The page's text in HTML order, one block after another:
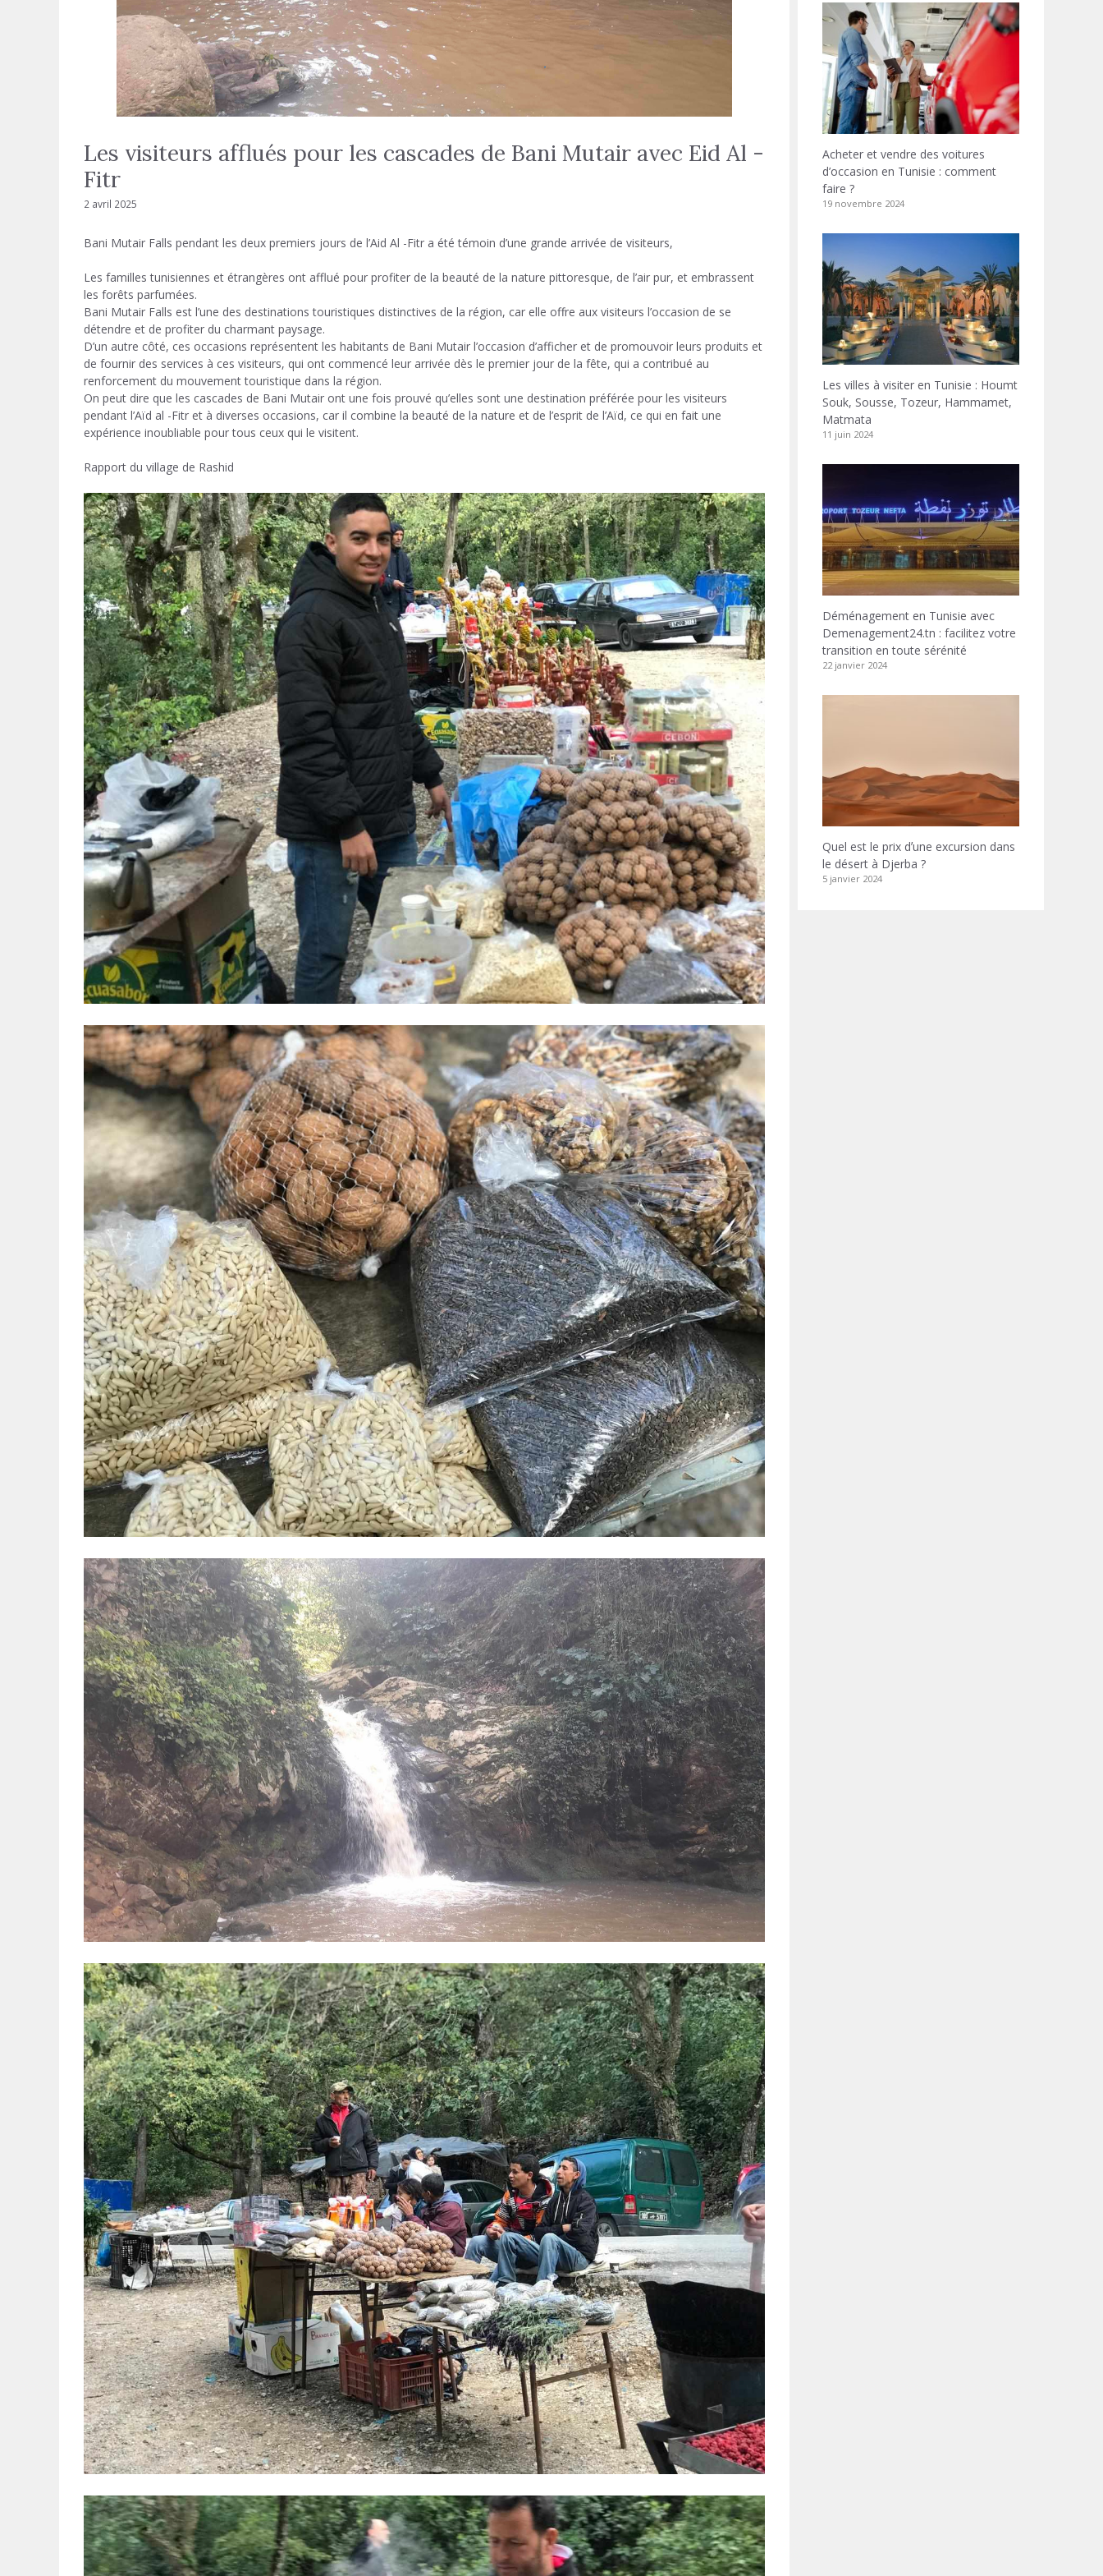
Les visiteurs afflués pour les cascades de Bani Mutair avec Eid Al -
Fitr
2 avril 2025
Bani Mutair Falls pendant les deux premiers jours de l’Aid Al -Fitr a été témoin d’une grande arrivée de visiteurs,
Les familles tunisiennes et étrangères ont afflué pour profiter de la beauté de la nature pittoresque, de l’air pur, et embrassent
les forêts parfumées.
Bani Mutair Falls est l’une des destinations touristiques distinctives de la région, car elle offre aux visiteurs l’occasion de se
détendre et de profiter du charmant paysage.
D’un autre côté, ces occasions représentent les habitants de Bani Mutair l’occasion d’afficher et de promouvoir leurs produits et
de fournir des services à ces visiteurs, qui ont commencé leur arrivée dès le premier jour de la fête, qui a contribué au
renforcement du mouvement touristique dans la région.
On peut dire que les cascades de Bani Mutair ont une fois prouvé qu’elles sont une destination préférée pour les visiteurs
pendant l’Aïd al -Fitr et à diverses occasions, car il combine la beauté de la nature et de l’esprit de l’Aïd, ce qui en fait une
expérience inoubliable pour tous ceux qui le visitent.
Rapport du village de Rashid
Acheter et vendre des voitures
d’occasion en Tunisie : comment
faire ?
19 novembre 2024
Les villes à visiter en Tunisie : Houmt
Souk, Sousse, Tozeur, Hammamet,
Matmata
11 juin 2024
Déménagement en Tunisie avec
Demenagement24.tn : facilitez votre
transition en toute sérénité
22 janvier 2024
Quel est le prix dʼune excursion dans
le désert à Djerba ?
5 janvier 2024